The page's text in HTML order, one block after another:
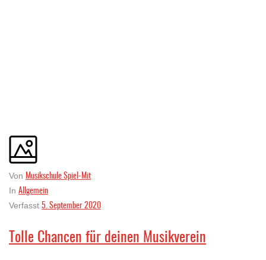
Von Musikschule Spiel-Mit
In Allgemein
Verfasst 5. September 2020
Tolle Chancen für deinen Musikverein